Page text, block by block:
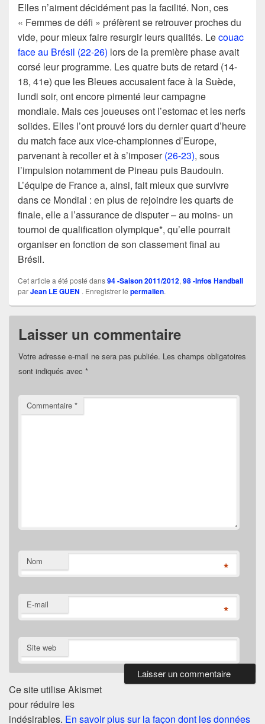
Elles n’aiment décidément pas la facilité. Non, ces
« Femmes de défi » préfèrent se retrouver proches du
vide, pour mieux faire resurgir leurs qualités. Lecouac
face au Brésil (22-26) lors de la première phase avait
corsé leur programme. Les quatre buts de retard (14-
18, 41e) que les Bleues accusaient face à la Suède,
lundi soir, ont encore pimenté leur campagne
mondiale. Mais ces joueuses ont l’estomac et les nerfs
solides. Elles l’ont prouvé lors du dernier quart d’heure
du match face aux vice-championnes d’Europe,
parvenant à recoller et à s’imposer(26-23), sous
l’impulsion notamment de Pineau puis Baudouin.
L’équipe de France a, ainsi, fait mieux que survivre
dans ce Mondial : en plus de rejoindre les quarts de
finale, elle a l’assurance de disputer – au moins- un
tournoi de qualification olympique*, qu’elle pourrait
organiser en fonction de son classement final au
Brésil.
Cet article a été posté dans94 -Saison 2011/2012,98 -Infos Handball
parJean LE GUEN . Enregistrer le permalien.
Laisser un commentaire
Votre adresse e-mail ne sera pas publiée. Les champs obligatoires
sont indiqués avec *
Commentaire *
Nom *
E-mail *
Site web
Ce site utilise Akismet
pour réduire les
indésirables. En savoir plus sur la façon dont les données